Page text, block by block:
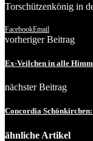
Torschützenkönig in
FacebookEmail
vorheriger Beitrag
Ex-Veilchen in alle
nächster Beitrag
Concordia
ähnliche Artikel